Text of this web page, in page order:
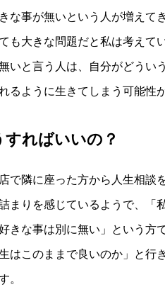
な事が無いという人が増えて
も大きな問題だと私は考えて
いと言う人は、自分がどうい
るように生きてしまう可能性
すればいいの？
で隣に座った方から人生相談
まりを感じているようで、「
きな事は別に無い」という方
生はこのままで良いのか」と
。